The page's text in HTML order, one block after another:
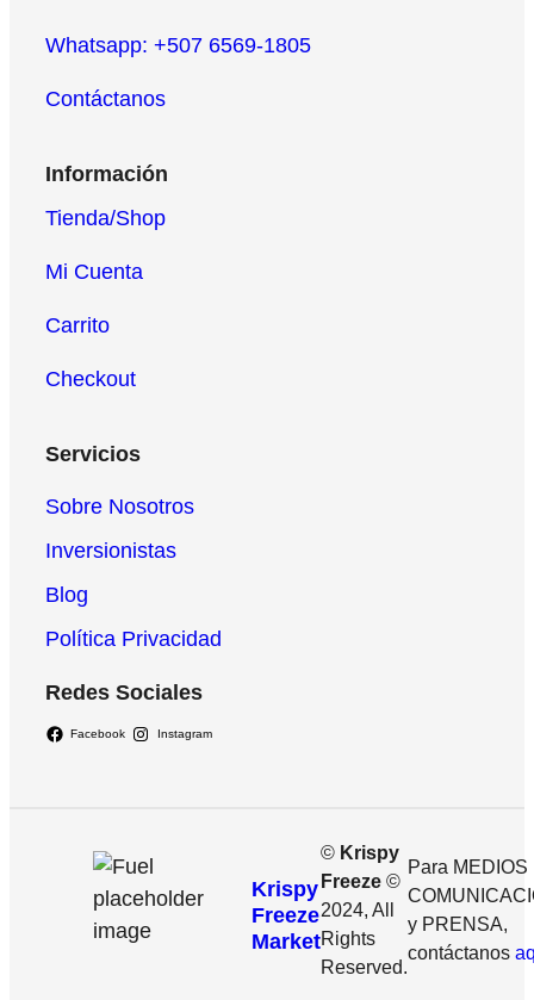
Whatsapp: +507 6569-1805
Contáctanos
Información
Tienda/Shop
Mi Cuenta
Carrito
Checkout
Servicios
Sobre Nosotros
Inversionistas
Blog
Política Privacidad
Redes Sociales
Facebook Instagram
Krispy
Freeze
Market
© Krispy
Freeze ©
2024, All
Rights
Reserved.
Para MEDIOS
y PRENSA,
contáctanos